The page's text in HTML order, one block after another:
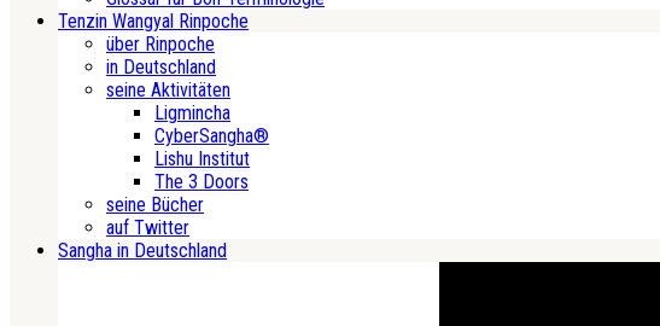
Tenzin Wangyal Rinpoche
über Rinpoche
in Deutschland
seine Aktivitäten
Ligmincha
CyberSangha®
Lishu Institut
The 3 Doors
seine Bücher
auf Twitter
Sangha in Deutschland